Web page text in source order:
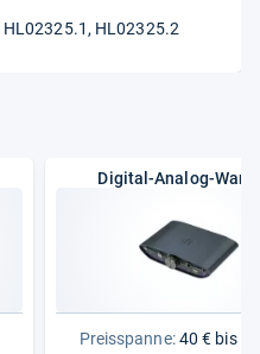
HL02325.1, HL02325.2
Digital-Analog-
Preisspanne:40 € bis